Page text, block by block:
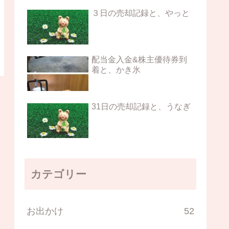
３日の売却記録と、やっと
配当金入金&株主優待券到
着と、かき氷
31日の売却記録と、うなぎ
カテゴリー
お出かけ 52